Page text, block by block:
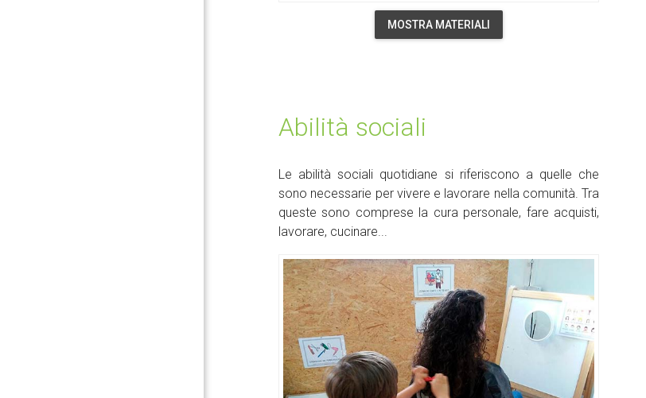
MOSTRA MATERIALI
Abilità sociali
Le abilità sociali quotidiane si riferiscono a quelle che
sono necessarie per vivere e lavorare nella comunità. Tra
queste sono comprese la cura personale, fare acquisti,
lavorare, cucinare...